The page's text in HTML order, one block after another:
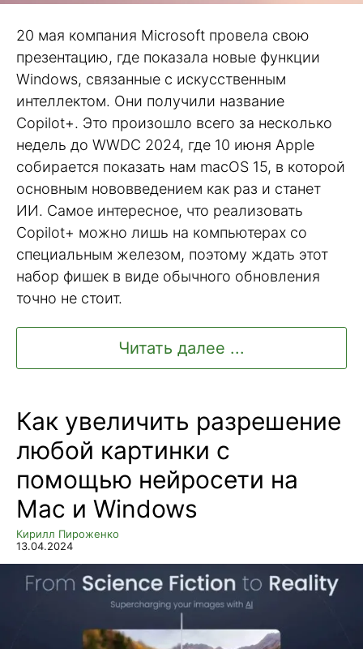
20 мая компания Microsoft провела свою
презентацию, где показала новые функции
Windows, связанные с искусственным
интеллектом. Они получили название
Copilot+. Это произошло всего за несколько
недель до WWDC 2024, где 10 июня Apple
собирается показать нам macOS 15, в которой
основным нововведением как раз и станет
ИИ. Самое интересное, что реализовать
Copilot+ можно лишь на компьютерах со
специальным железом, поэтому ждать этот
набор фишек в виде обычного обновления
точно не стоит.
Читать далее ...
Как увеличить разрешение
любой картинки с
помощью нейросети на
Mac и Windows
Кирилл Пироженко
13.04.2024